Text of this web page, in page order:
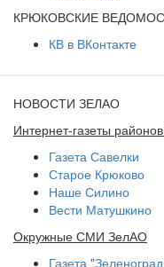
КРЮКОВСКИЕ
КВ в ВКонтакте
НОВОСТИ ЗЕЛАО
Интернет-газеты
Газета Савелки
Старое Крюково
Наше Силино
Вести Матушкино
Окружные СМИ ЗелАО
Газета